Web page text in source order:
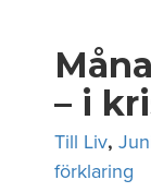
– i
Till Liv,
förklaring